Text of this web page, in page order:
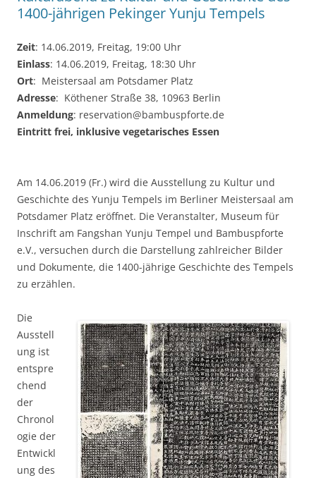
1400-jährigen Pekinger Yunju Tempels
Zeit: 14.06.2019, Freitag, 19:00 Uhr
Einlass: 14.06.2019, Freitag, 18:30 Uhr
Ort: Meistersaal am Potsdamer Platz
Adresse: Köthener Straße 38, 10963 Berlin
Anmeldung: reservation@bambuspforte.de
Eintritt frei, inklusive vegetarisches Essen
Am 14.06.2019 (Fr.) wird die Ausstellung zu Kultur und
Geschichte des Yunju Tempels im Berliner Meistersaal am
Potsdamer Platz eröffnet. Die Veranstalter, Museum für
Inschrift am Fangshan Yunju Tempel und Bambuspforte
e.V., versuchen durch die Darstellung zahlreicher Bilder
und Dokumente, die 1400-jährige Geschichte des Tempels
zu erzählen.
Die
Ausstell
ung ist
entspre
chend
der
Chronol
ogie der
Entwickl
ung des